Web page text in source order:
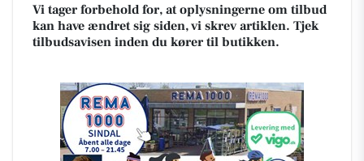
Vi tager forbehold for, at oplysningerne om tilbud
kan have ændret sig siden, vi skrev artiklen. Tjek
tilbudsavisen inden du kører til butikken.